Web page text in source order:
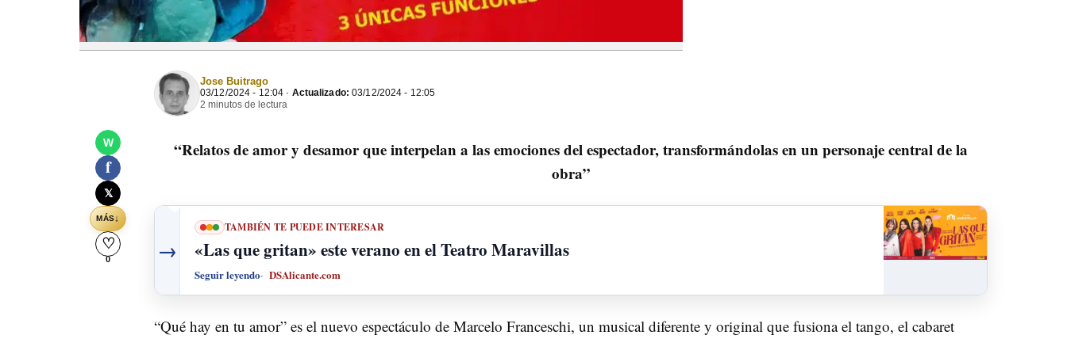
W
f
𝕏
MÁS↓
♡
0
Jose Buitrago
03/12/2024 - 12:04 · Actualizado: 03/12/2024 - 12:05
2 minutos de lectura
“Relatos de amor y desamor que interpelan a las emociones del espectador, transformándolas en un personaje central de la
obra”
→
TAMBIÉN TE PUEDE INTERESAR
«Las que gritan» este verano en el Teatro Maravillas
Seguir leyendo DSAlicante.com
“Qué hay en tu amor” es el nuevo espectáculo de Marcelo Franceschi, un musical diferente y original que fusiona el tango, el cabaret